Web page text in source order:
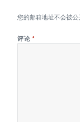
您的邮箱地址不会被公
评论 *